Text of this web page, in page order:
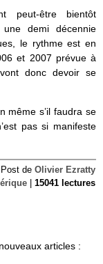
peut-être bientôt
demi décennie
le rythme est en
et 2007 prévue à
donc devoir se
même s’il faudra se
pas si manifeste
Post de Olivier Ezratty
15041 lectures
articles :